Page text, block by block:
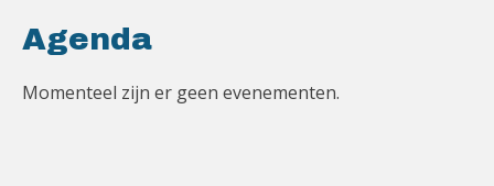
Agenda
Momenteel zijn er geen evenementen.